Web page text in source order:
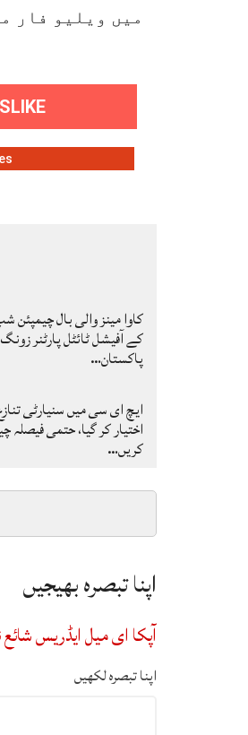
میں ویلیو فار
کے آفیشل ٹائٹل پارٹنر
پاکستان…
ایچ ای سی میں سنیارٹی
اختیار کر گیا، حتمی فیصلہ
کریں…
اپنا تبصرہ بھیجیں
آپکا ای میل ایڈریس
اپنا تبصرہ لکھیں